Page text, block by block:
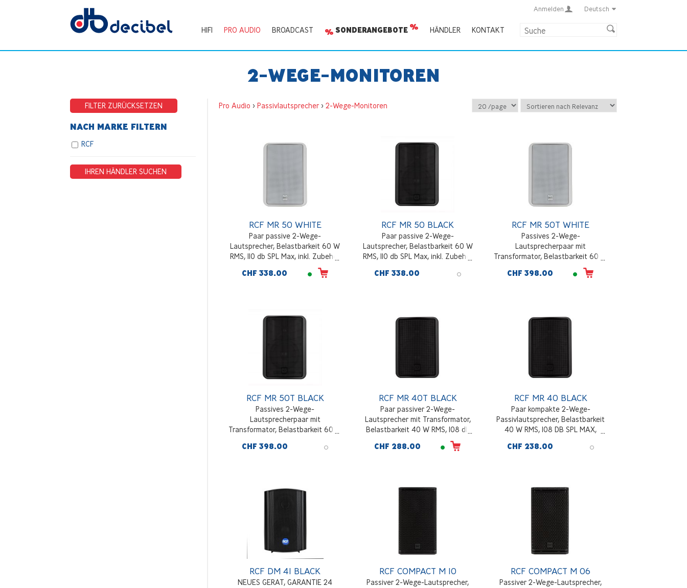
Anmelden Deutsch
HIFI PRO AUDIO BROADCAST SONDERANGEBOTE HÄNDLER KONTAKT
2-WEGE-MONITOREN
FILTER ZURÜCKSETZEN
NACH MARKE FILTERN
RCF
IHREN HÄNDLER SUCHEN
Pro Audio > Passivlautsprecher> 2-Wege-Monitoren
RCF MR 50 WHITE
Paar passive 2-Wege-
Lautsprecher, Belastbarkeit 60 W
RMS, 110 db SPL Max, inkl. Zubehör
zur Wandmontage, weiss
CHF 338.00
RCF MR 50 BLACK
Paar passive 2-Wege-
Lautsprecher, Belastbarkeit 60 W
RMS, 110 db SPL Max, inkl. Zubehör
CHF 338.00
RCF MR 50T WHITE
Passives 2-Wege-
Lautsprecherpaar mit
Transformator, Belastbarkeit 60 W
RMS, 110 db SPL max, inkl. Zubehör
zur Wandmontage, weiß
CHF 398.00
RCF MR 50T BLACK
Passives 2-Wege-
Lautsprecherpaar mit
Transformator, Belastbarkeit 60 W
zur Wandmontage, schwarz
CHF 398.00
RCF MR 40T BLACK
Paar passiver 2-Wege-
Lautsprecher mit Transformator,
Belastbarkeit 40 W RMS, 108 db
SPL max, inkl. Zubehör zur
Wandmontage, schwarz
CHF 288.00
RCF MR 40 BLACK
Paar kompakte 2-Wege-
Passivlautsprecher, Belastbarkeit
40 W RMS, 108 DB SPL MAX,
Zubehör zur Wandmontage,
CHF 238.00
RCF DM 41 BLACK
NEUES GERAT, GARANTIE 24
RCF COMPACT M 10
Passiver 2-Wege-Lautsprecher,
RCF COMPACT M 06
Passiver 2-Wege-Lautsprecher,